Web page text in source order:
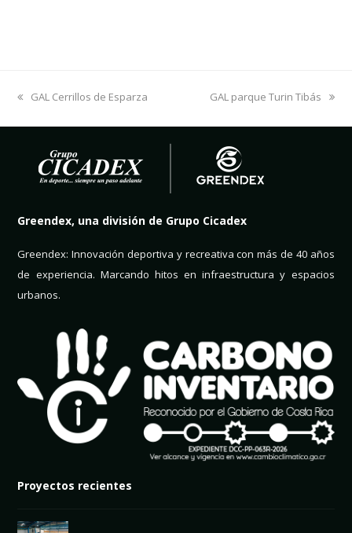
previous
GAL Cerrillos de Esparza
next
GAL parque Turin Tibás
Greendex, una división de Grupo Cicadex
Greendex: Innovación deportiva y recreativa con más de 40 años
de experiencia. Marcando hitos en infraestructura y espacios
urbanos.
Proyectos recientes